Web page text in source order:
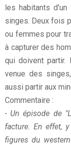
les habitants
singes. Deux fois
ou femmes pour
à capturer des
qui doivent
venue des
aussi partir aux
Commentaire :
- Un épisode de
facture. En effet,
figures du